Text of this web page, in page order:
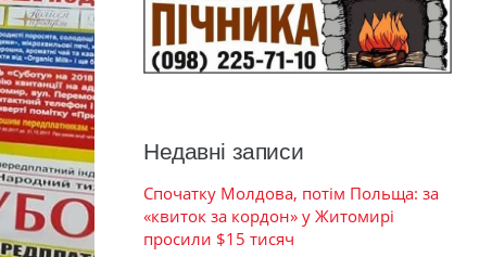
Недавні записи
Спочатку Молдова, потім Польща: за
«квиток за кордон» у Житомирі
просили $15 тисяч